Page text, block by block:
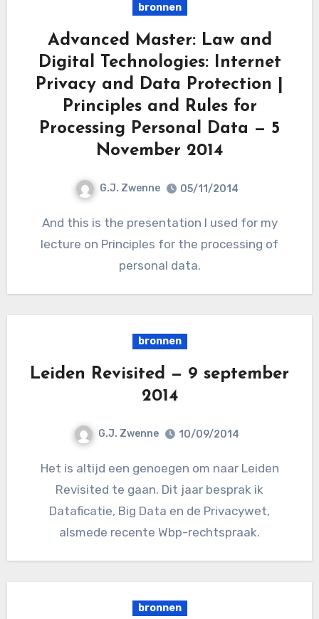
bronnen
Advanced Master: Law and
Digital Technologies: Internet
Privacy and Data Protection |
Principles and Rules for
Processing Personal Data — 5
November 2014
G.J. Zwenne 05/11/2014
And this is the presentation I used for my
lecture on Principles for the processing of
personal data.
bronnen
Leiden Revisited — 9 september
2014
G.J. Zwenne 10/09/2014
Het is altijd een genoegen om naar Leiden
Revisited te gaan. Dit jaar besprak ik
Dataficatie, Big Data en de Privacywet,
alsmede recente Wbp-rechtspraak.
bronnen